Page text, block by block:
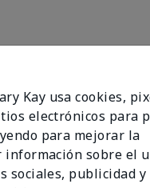
Kay usa cookies,
electrónicos para
para mejorar la
sobre el
sociales, publicidad